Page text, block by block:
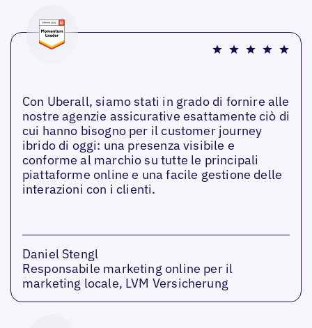
Con Uberall, siamo stati in grado di fornire alle
nostre agenzie assicurative esattamente ciò di
cui hanno bisogno per il customer journey
ibrido di oggi: una presenza visibile e
conforme al marchio su tutte le principali
piattaforme online e una facile gestione delle
interazioni con i clienti.
Daniel Stengl
Responsabile marketing online per il
marketing locale, LVM Versicherung